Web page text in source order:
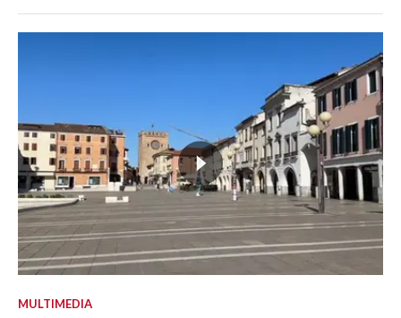
MULTIMEDIA